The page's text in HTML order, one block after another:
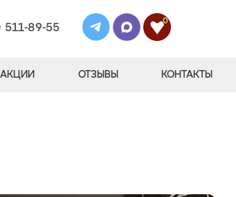
89-55
0
АКЦИИ ОТЗЫВЫ КОНТАКТЫ